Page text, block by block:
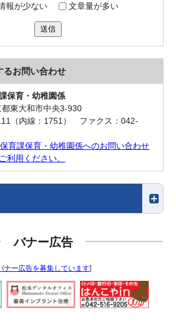
報が少ない 文章量が多い
送信
るお問い合わせ
保育・幼稚園係
東大和市中央3-930
（内線：1751） ファクス：042-
育課保育・幼稚園係へのお問い合わせ
利用ください。
バナー広告
ナー広告を募集しています]